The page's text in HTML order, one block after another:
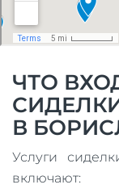
ЧТО
В
Услуги
включают: